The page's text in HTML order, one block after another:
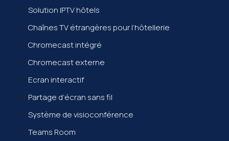
Solution IPTV hôtels
Chaînes TV étrangères pour l’hôtellerie
Chromecast intégré
Chromecast externe
Ecran interactif
Partage d’écran sans fil
Système de visioconférence
Teams Room